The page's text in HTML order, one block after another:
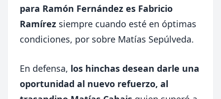
para Ramón Fernández es Fabricio
Ramírez siempre cuando esté en óptimas
condiciones, por sobre Matías Sepúlveda.
En defensa, los hinchas desean darle una
oportunidad al nuevo refuerzo, al